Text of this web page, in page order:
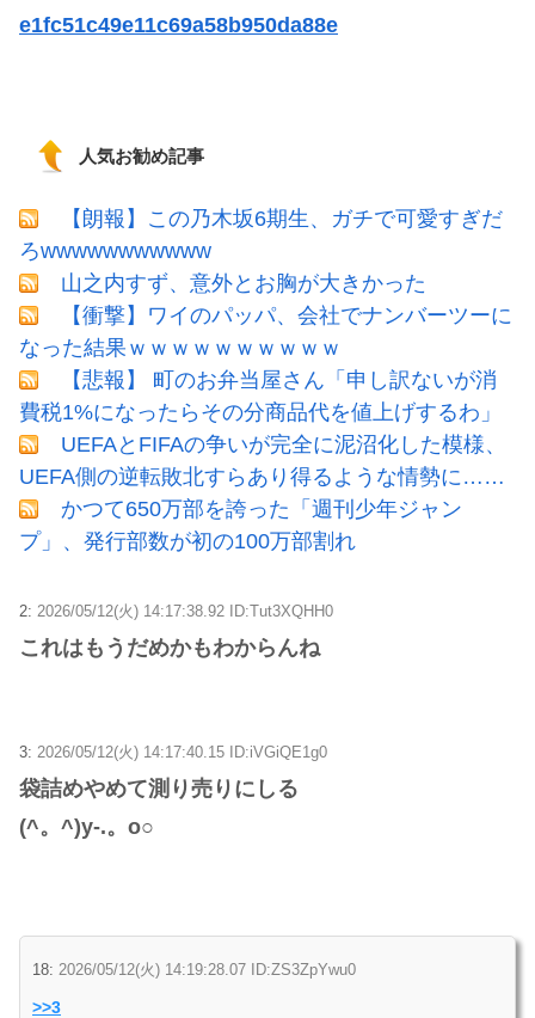
e1fc51c49e11c69a58b950da88e
人気お勧め記事
【朗報】この乃木坂6期生、ガチで可愛すぎだ
ろwwwwwwwwwww
山之内すず、意外とお胸が大きかった
【衝撃】ワイのパッパ、会社でナンバーツーに
なった結果ｗｗｗｗｗｗｗｗｗｗ
【悲報】 町のお弁当屋さん「申し訳ないが消
費税1%になったらその分商品代を値上げするわ」
UEFAとFIFAの争いが完全に泥沼化した模様、
UEFA側の逆転敗北すらあり得るような情勢に……
かつて650万部を誇った「週刊少年ジャン
プ」、発行部数が初の100万部割れ
2: 2026/05/12(火) 14:17:38.92 ID:Tut3XQHH0
これはもうだめかもわからんね
3: 2026/05/12(火) 14:17:40.15 ID:iVGiQE1g0
袋詰めやめて測り売りにしる
(^。^)y-.。o○
18: 2026/05/12(火) 14:19:28.07 ID:ZS3ZpYwu0
>>3